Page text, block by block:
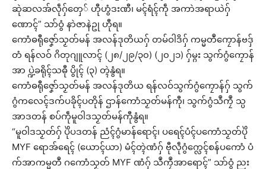
ဆုဲဆလအ်လဵုဂှ်တှေ် ဟီုဟွံဒးဏီ၊ မၚ်ရံၚ်ကဵု အကာဲအရာယဲဂှ်
ဏောၚ်” သာ်ဝွံ နာဲဇာနဲဥု ဟီုရ။
ကောံဓရီုဇၞော်သၟတ်မန် အလန်ဒုတိယဂှ် တမ်ဝါဒိဂှ် ကမ္မတဳကၠောန်ဗဒှ်
တံ ရန်လဝ် ဂိတုဂျူလာၚ် (၂၈/၂၉/၃၀) (၂၀၂၁) ဂှ်မ္ဂး သွက်ဂွံကၠောန်
အာ ပ္ဍဲခရိုၚ်သဓီု ပွိုၚ် (၃) တ္ၚဲနွံရ။
ကောံဓရီုဇၞော်သၟတ်မန် အလန်ဒုတိယ ရန်လဝ်သွက်ဂွံကၠောန်ဂှ် သွက်
ဂွံကလေၚ်ဒက်ပခိုၚ်ပတိုန် ဌာန်ကောံသၟတ်မန်ကီု၊ သွက်ဂွံသဳကၠဳ သ္ပ
အာဒတန် စပ်ကဵုမူဝါဒသၟတ်မန်ကီုနွံရ။
“မူဝါဒသၟတ်ဂှ် ပိုဲပဒတန် ညံၚ်ဂွံမာန်ရောၚ်၊ ပရေၚ်ပံၚ်ပကောံသၟတ်ပိုဲ
MYF ရောအ်ရေၚ် (ယောၚ်ယာ) မံၚ်တ္ၚဲဏံဂှ် ဗီုလဵုဂွံက္လေၚ်စန်ပကောံ ပံ
က်အာကမ္မတဳ ဂကောံသၟတ် MYF ဏံဂှ် သဳကၠဳအာရောၚ်” သာ်ဝွံ ညး